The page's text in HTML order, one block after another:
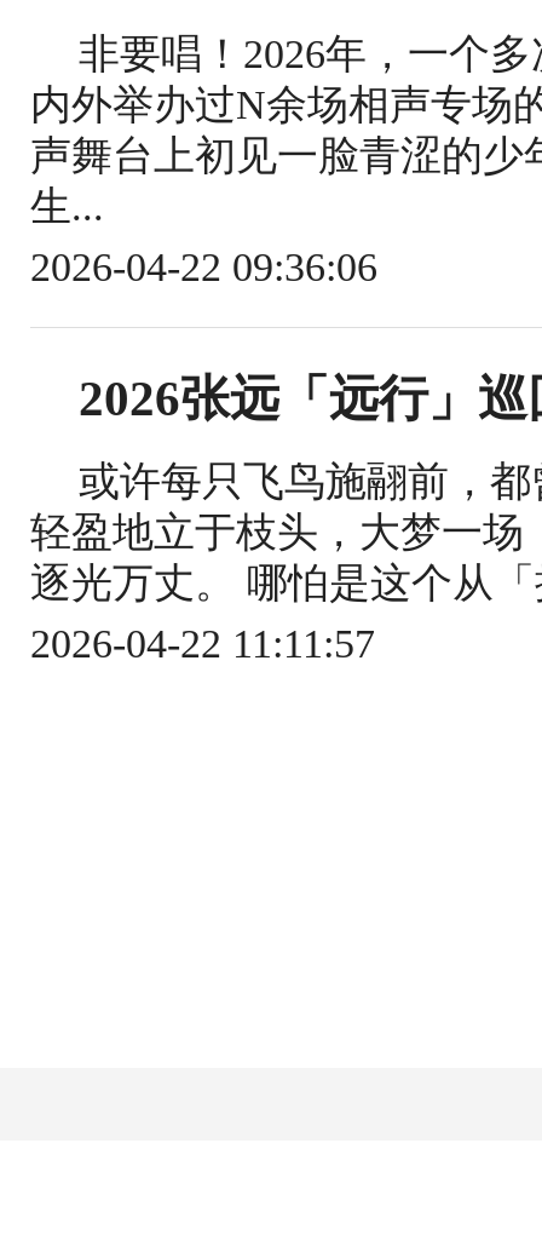
非要唱！2026年，一个
内外举办过N余场相声专场
声舞台上初见一脸青涩的
生...
2026-04-22 09:36:06
2026张远「远行」
或许每只飞鸟施翮前，
轻盈地立于枝头，大梦一
逐光万丈。 哪怕是这个从
2026-04-22 11:11:57